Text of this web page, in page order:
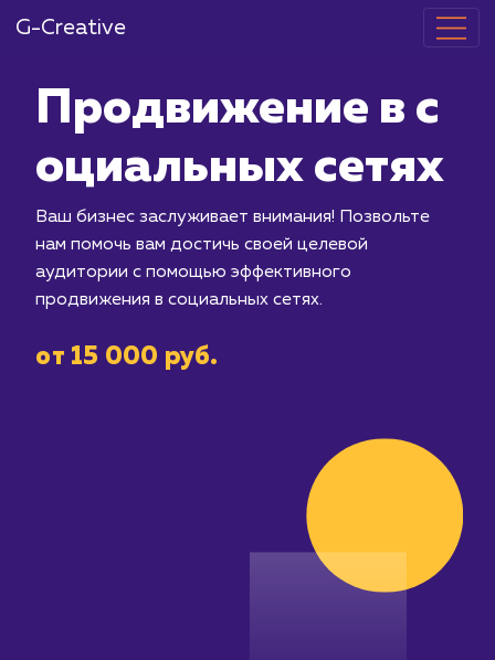
G-Creative
оциальных
Ваш бизнес заслуживает внимания!
нам помочь вам достичь своей
аудитории с помощью эффективного